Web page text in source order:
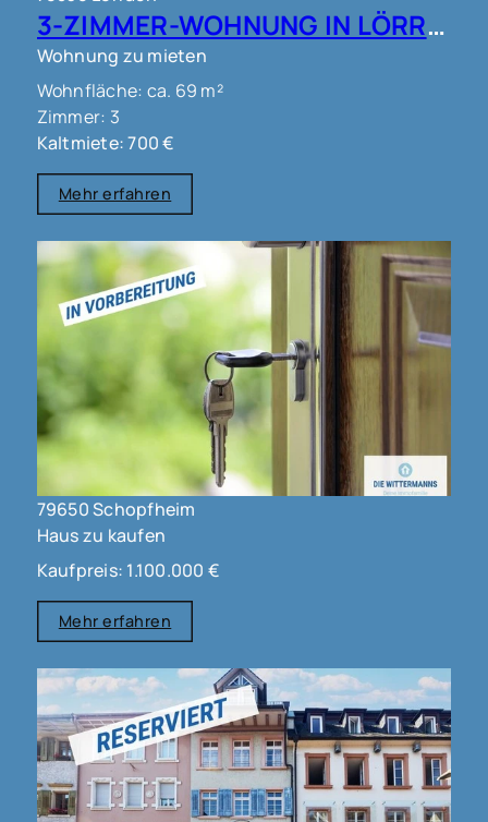
3-ZIMMER-WOHNUNG IN LÖRRACH !!!
Wohnung zu mieten
Wohnfläche: ca. 69 m²
Zimmer: 3
Kaltmiete: 700 €
Mehr erfahren
79650 Schopfheim
Haus zu kaufen
Kaufpreis: 1.100.000 €
Mehr erfahren